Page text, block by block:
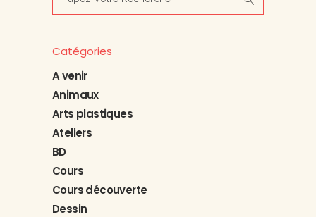
Catégories
A venir
Animaux
Arts plastiques
Ateliers
BD
Cours
Cours découverte
Dessin